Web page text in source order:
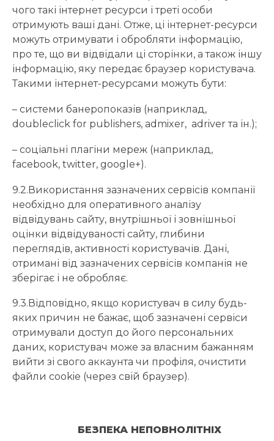
чого такі інтернет ресурси і треті особи
отримують ваші дані. Отже, ці інтернет-ресурси
можуть отримувати і обробляти інформацію,
про те, що ви відвідали ці сторінки, а також іншу
інформацію, яку передає браузер користувача.
Такими інтернет-ресурсами можуть бути:
– системи банеропоказів (наприклад,
doubleclick for publishers, admixer, adriver та ін.);
– соціальні плагіни мереж (наприклад,
facebook, twitter, google+).
9.2.Використання зазначених сервісів компанії
необхідно для оперативного аналізу
відвідувань сайту, внутрішньої і зовнішньої
оцінки відвідуваності сайту, глибини
переглядів, активності користувачів. Дані,
отримані від зазначених сервісів компанія не
зберігає і не обробляє.
9.3.Відповідно, якщо користувач в силу будь-
яких причин не бажає, щоб зазначені сервіси
отримували доступ до його персональних
даних, користувач може за власним бажанням
вийти зі свого аккаунта чи профіля, очистити
файли cookie (через свій браузер).
БЕЗПЕКА НЕПОВНОЛІТНІХ